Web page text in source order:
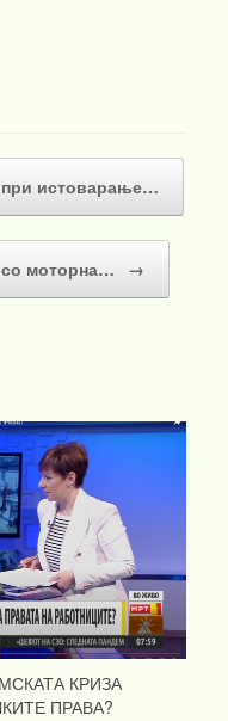
истоварање…
моторна… →
КРИЗА
ПРАВА?